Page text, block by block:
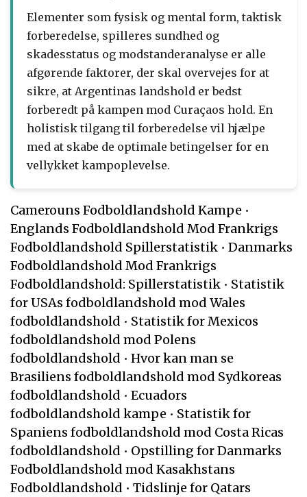
Elementer som fysisk og mental form, taktisk
forberedelse, spilleres sundhed og
skadesstatus og modstanderanalyse er alle
afgørende faktorer, der skal overvejes for at
sikre, at Argentinas landshold er bedst
forberedt på kampen mod Curaçaos hold. En
holistisk tilgang til forberedelse vil hjælpe
med at skabe de optimale betingelser for en
vellykket kampoplevelse.
Camerouns Fodboldlandshold Kampe •
Englands Fodboldlandshold Mod Frankrigs
Fodboldlandshold Spillerstatistik • Danmarks
Fodboldlandshold Mod Frankrigs
Fodboldlandshold: Spillerstatistik • Statistik
for USAs fodboldlandshold mod Wales
fodboldlandshold • Statistik for Mexicos
fodboldlandshold mod Polens
fodboldlandshold • Hvor kan man se
Brasiliens fodboldlandshold mod Sydkoreas
fodboldlandshold • Ecuadors
fodboldlandshold kampe • Statistik for
Spaniens fodboldlandshold mod Costa Ricas
fodboldlandshold • Opstilling for Danmarks
Fodboldlandshold mod Kasakhstans
Fodboldlandshold • Tidslinje for Qatars